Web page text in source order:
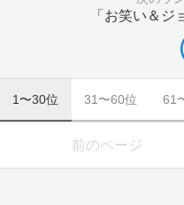
「お笑い＆ジ
1〜30位 31〜60位 61
前のページ